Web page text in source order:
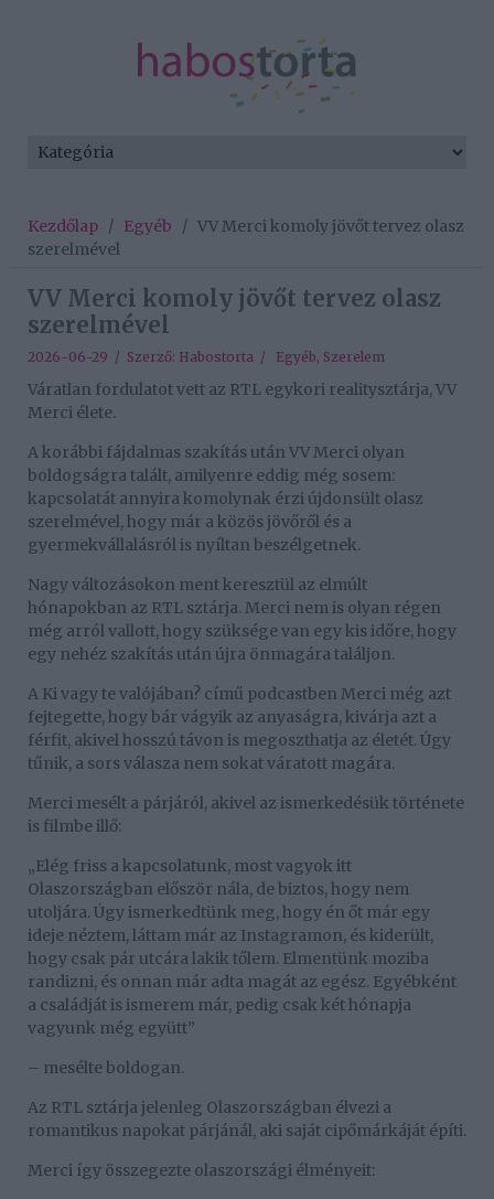
Kezdőlap / Egyéb / VV Merci komoly jövőt tervez olasz
szerelmével
VV Merci komoly jövőt tervez olasz
szerelmével
2026-06-29 / Szerző: Habostorta / Egyéb, Szerelem
Váratlan fordulatot vett az RTL egykori realitysztárja, VV
Merci élete.
A korábbi fájdalmas szakítás után VV Merci olyan
boldogságra talált, amilyenre eddig még sosem:
kapcsolatát annyira komolynak érzi újdonsült olasz
szerelmével, hogy már a közös jövőről és a
gyermekvállalásról is nyíltan beszélgetnek.
Nagy változásokon ment keresztül az elmúlt
hónapokban az RTL sztárja. Merci nem is olyan régen
még arról vallott, hogy szüksége van egy kis időre, hogy
egy nehéz szakítás után újra önmagára találjon.
A Ki vagy te valójában? című podcastben Merci még azt
fejtegette, hogy bár vágyik az anyaságra, kivárja azt a
férfit, akivel hosszú távon is megoszthatja az életét. Úgy
tűnik, a sors válasza nem sokat váratott magára.
Merci mesélt a párjáról, akivel az ismerkedésük története
is filmbe illő:
„Elég friss a kapcsolatunk, most vagyok itt
Olaszországban először nála, de biztos, hogy nem
utoljára. Úgy ismerkedtünk meg, hogy én őt már egy
ideje néztem, láttam már az Instagramon, és kiderült,
hogy csak pár utcára lakik tőlem. Elmentünk moziba
randizni, és onnan már adta magát az egész. Egyébként
a családját is ismerem már, pedig csak két hónapja
vagyunk még együtt”
– mesélte boldogan.
Az RTL sztárja jelenleg Olaszországban élvezi a
romantikus napokat párjánál, aki saját cipőmárkáját építi.
Merci így összegezte olaszországi élményeit: